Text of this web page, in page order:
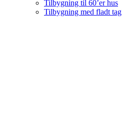
Tilbygning til 60’er hus
Tilbygning med fladt tag